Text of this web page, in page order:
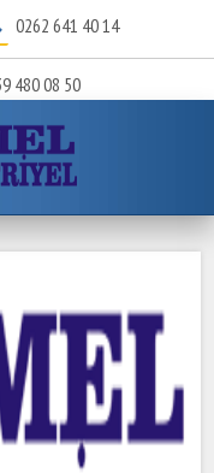
0262 641 40 14
480 08 50